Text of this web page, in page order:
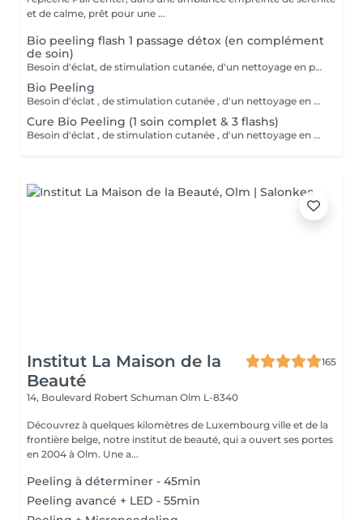
et de calme, prêt pour une ...
Bio peeling flash 1 passage détox (en complément
de soin)
Besoin d'éclat, de stimulation cutanée, d'un nettoyage en profondeur? Avec l'action combinée d'acides hyaluroniques, lactiques et salicyliques, additionnés de planctons marins et de camphre, ce soin coche toutes les cases d'un soin cabine PROFESSIONNEL. A tester .
Bio Peeling
Besoin d'éclat , de stimulation cutanée , d'un nettoyage en profondeur ? Avec l action combinée d'acides hyaluroniques , lactiques et salicyliques , complétés de planctons marins et camphre ce soin coche toutes les cases d'un soin cabine PROFESSIONNEL . A tester .
Cure Bio Peeling (1 soin complet & 3 flashs)
Besoin d'éclat , de stimulation cutanée , d'un nettoyage en profondeur ? Avec l action combinée d'acides hyaluroniques , lactiques et salicyliques , complétés de planctons marins et camphre ce soin coche toutes les cases d'un soin cabine PROFESSIONNEL . A tester . En cure sur 4 à 6 semaines.
Institut La Maison de la
Beauté
165
14, Boulevard Robert Schuman Olm L-8340
Découvrez à quelques kilomètres de Luxembourg ville et de la
frontière belge, notre institut de beauté, qui a ouvert ses portes
en 2004 à Olm. Une a...
Peeling à déterminer - 45min
Peeling avancé + LED - 55min